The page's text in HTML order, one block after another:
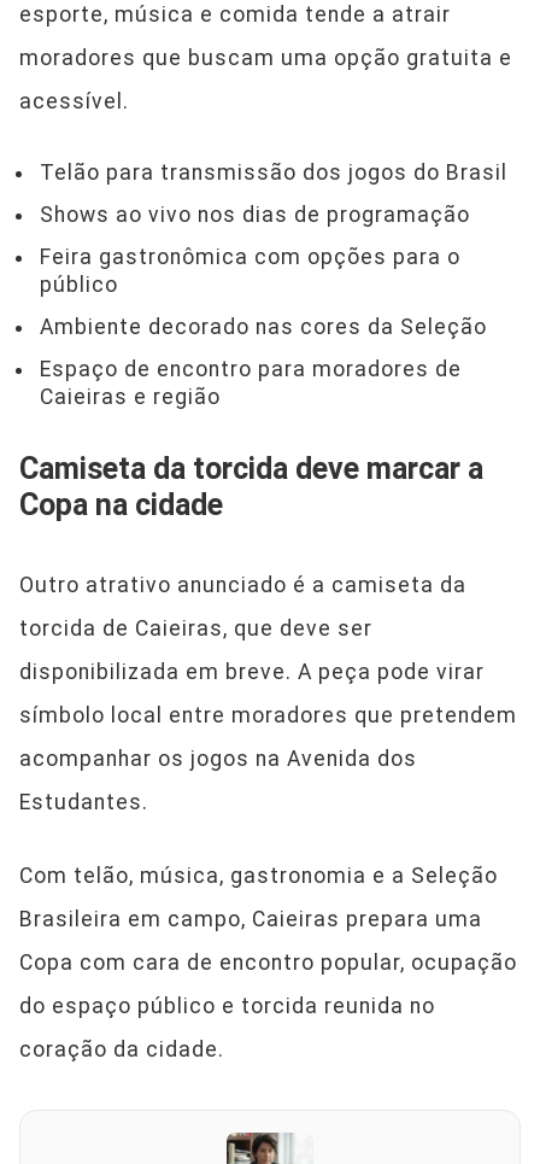
esporte, música e comida tende a atrair
moradores que buscam uma opção gratuita e
acessível.
Telão para transmissão dos jogos do Brasil
Shows ao vivo nos dias de programação
Feira gastronômica com opções para o
público
Ambiente decorado nas cores da Seleção
Espaço de encontro para moradores de
Caieiras e região
Camiseta da torcida deve marcar a
Copa na cidade
Outro atrativo anunciado é a camiseta da
torcida de Caieiras, que deve ser
disponibilizada em breve. A peça pode virar
símbolo local entre moradores que pretendem
acompanhar os jogos na Avenida dos
Estudantes.
Com telão, música, gastronomia e a Seleção
Brasileira em campo, Caieiras prepara uma
Copa com cara de encontro popular, ocupação
do espaço público e torcida reunida no
coração da cidade.